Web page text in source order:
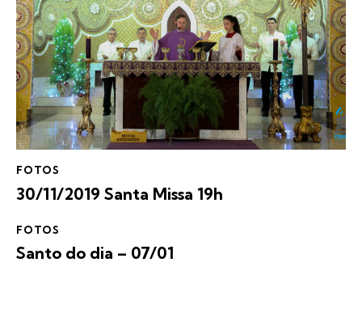
FOTOS
30/11/2019 Santa Missa 19h
FOTOS
Santo do dia – 07/01